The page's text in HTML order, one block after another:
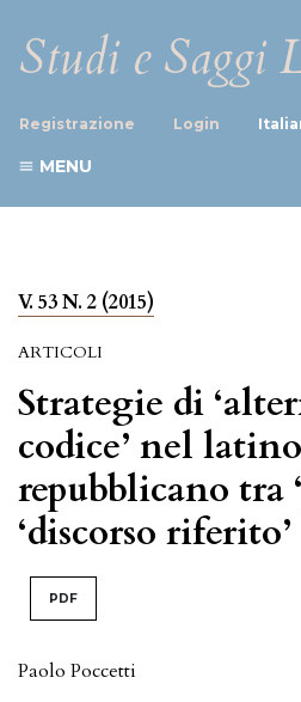
Studi e Saggi
Registrazione Login
MENU
V. 53 N. 2 (2015)
ARTICOLI
Strategie di
codice’ nel
repubblicano tra
‘discorso riferito’
PDF
Paolo Poccetti